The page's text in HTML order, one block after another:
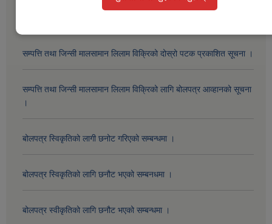
सम्पत्ति तथा जिन्सी मालसामान लिलाम विक्रिको दोस्रो पटक प्रकाशित सूचना ।
सम्पत्ति तथा जिन्सी मालसामान लिलाम विक्रिको लागि बोलपत्र आव्हानको सूचना
।
बोलपत्र स्विकृतिको लागी छनोट गरिएको सम्बन्धमा ।
बोलपत्र स्विकृतिको लागि छनौट भएको सम्बनधमा ।
बोलपत्र स्वीकृतिको लागि छनौट भएको सम्बन्धमा ।